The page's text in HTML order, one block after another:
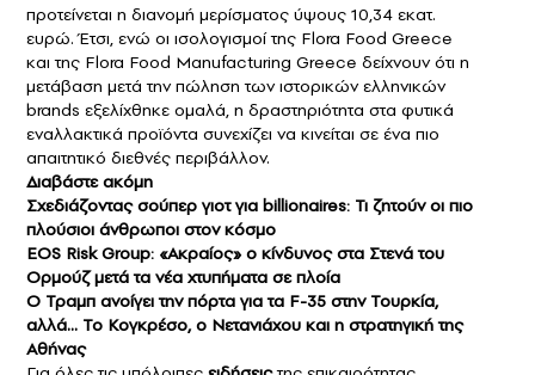
προτείνεται η διανομή μερίσματος ύψους 10,34 εκατ.
ευρώ. Έτσι, ενώ οι ισολογισμοί της Flora Food Greece
και της Flora Food Manufacturing Greece δείχνουν ότι η
μετάβαση μετά την πώληση των ιστορικών ελληνικών
brands εξελίχθηκε ομαλά, η δραστηριότητα στα φυτικά
εναλλακτικά προϊόντα συνεχίζει να κινείται σε ένα πιο
απαιτητικό διεθνές περιβάλλον.
Διαβάστε ακόμη
Σχεδιάζοντας σούπερ γιοτ για billionaires: Τι ζητούν οι πιο
πλούσιοι άνθρωποι στον κόσμο
EOS Risk Group: «Ακραίος» ο κίνδυνος στα Στενά του
Ορμούζ μετά τα νέα χτυπήματα σε πλοία
O Τραμπ ανοίγει την πόρτα για τα F-35 στην Τουρκία,
αλλά… Το Κογκρέσο, ο Νετανιάχου και η στρατηγική της
Αθήνας